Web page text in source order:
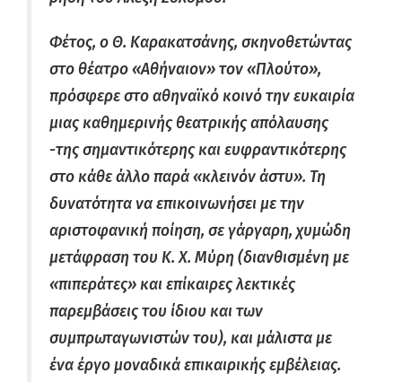
Φέτος, ο Θ. Καρακατσάνης, σκηνοθετώντας
στο θέατρο «Αθήναιον» τον «Πλούτο»,
πρόσφερε στο αθηναϊκό κοινό την ευκαιρία
μιας καθημερινής θεατρικής απόλαυσης
-της σημαντικότερης και ευφραντικότερης
στο κάθε άλλο παρά «κλεινόν άστυ». Τη
δυνατότητα να επικοινωνήσει με την
αριστοφανική ποίηση, σε γάργαρη, χυμώδη
μετάφραση του Κ. Χ. Μύρη (διανθισμένη με
«πιπεράτες» και επίκαιρες λεκτικές
παρεμβάσεις του ίδιου και των
συμπρωταγωνιστών του), και μάλιστα με
ένα έργο μοναδικά επικαιρικής εμβέλειας.